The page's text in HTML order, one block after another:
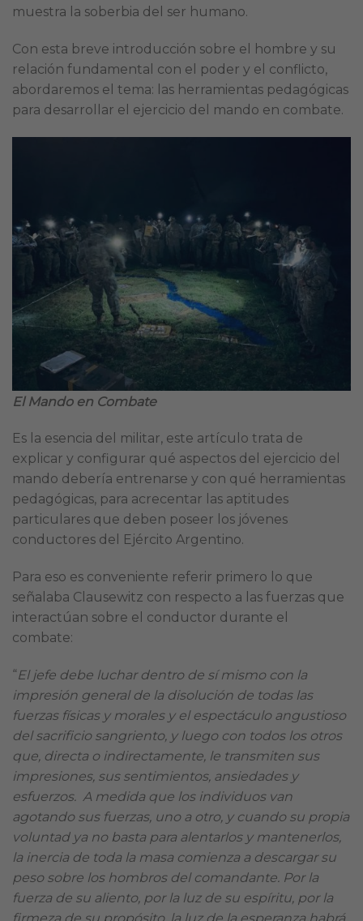
muestra la soberbia del ser humano.
Con esta breve introducción sobre el hombre y su
relación fundamental con el poder y el conflicto,
abordaremos el tema: las herramientas pedagógicas
para desarrollar el ejercicio del mando en combate.
El Mando en Combate
Es la esencia del militar, este artículo trata de
explicar y configurar qué aspectos del ejercicio del
mando debería entrenarse y con qué herramientas
pedagógicas, para acrecentar las aptitudes
particulares que deben poseer los jóvenes
conductores del Ejército Argentino.
Para eso es conveniente referir primero lo que
señalaba Clausewitz con respecto a las fuerzas que
interactúan sobre el conductor durante el
combate:
“El jefe debe luchar dentro de sí mismo con la
impresión general de la disolución de todas las
fuerzas físicas y morales y el espectáculo angustioso
del sacrificio sangriento, y luego con todos los otros
que, directa o indirectamente, le transmiten sus
impresiones, sus sentimientos, ansiedades y
esfuerzos. A medida que los individuos van
agotando sus fuerzas, uno a otro, y cuando su propia
voluntad ya no basta para alentarlos y mantenerlos,
la inercia de toda la masa comienza a descargar su
peso sobre los hombros del comandante. Por la
fuerza de su aliento, por la luz de su espíritu, por la